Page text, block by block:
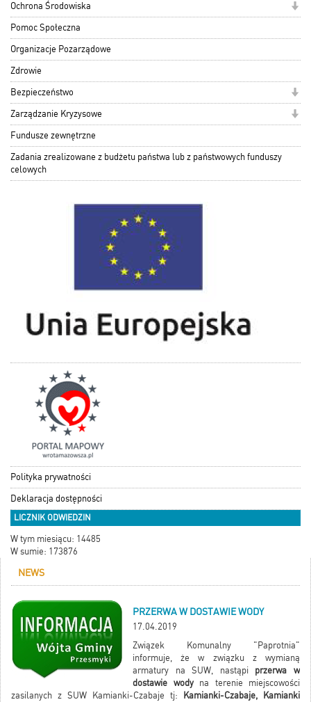
Ochrona Środowiska
Pomoc Społeczna
Organizacje Pozarządowe
Zdrowie
Bezpieczeństwo
Zarządzanie Kryzysowe
Fundusze zewnętrzne
Zadania zrealizowane z budżetu państwa lub z państwowych funduszy
celowych
Polityka prywatności
Deklaracja dostępności
LICZNIK ODWIEDZIN
W tym miesiącu: 14485
W sumie: 173876
NEWS
PRZERWA W DOSTAWIE WODY
17.04.2019
Związek Komunalny "Paprotnia"
informuje, że w związku z wymianą
armatury na SUW, nastąpi przerwa w
dostawie wodyna terenie miejscowości
zasilanych z SUW Kamianki-Czabaje tj:
Kamianki-Czabaje, Kamianki